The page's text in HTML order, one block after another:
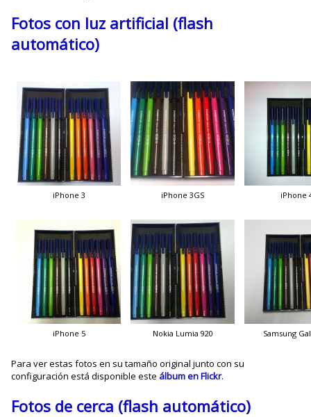
Fotos con luz artificial (flash
automático)
iPhone 3 iPhone 3GS iPhone
iPhone 5 Nokia Lumia 920 Samsung
Para ver estas fotos en su tamaño original junto con su
configuración está disponible este álbum en Flickr.
Fotos de cerca (flash automático)